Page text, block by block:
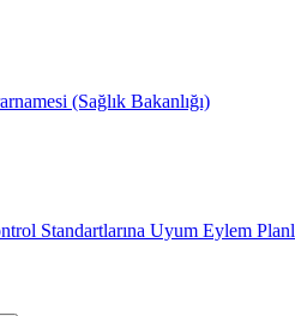
(Sağlık Bakanlığı)
Standartlarına Uyum Eylem